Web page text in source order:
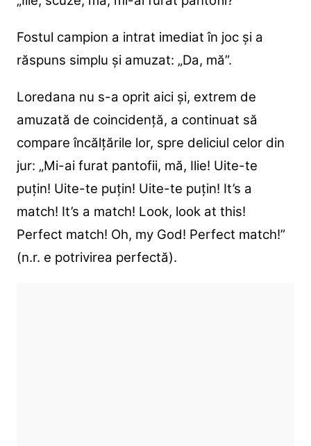
Fostul campion a intrat imediat în joc și a
răspuns simplu și amuzat: „Da, mă”.
Loredana nu s-a oprit aici și, extrem de
amuzată de coincidență, a continuat să
compare încălțările lor, spre deliciul celor din
jur: „Mi-ai furat pantofii, mă, Ilie! Uite-te
puțin! Uite-te puțin! Uite-te puțin! It’s a
match! It’s a match! Look, look at this!
Perfect match! Oh, my God! Perfect match!”
(n.r. e potrivirea perfectă).